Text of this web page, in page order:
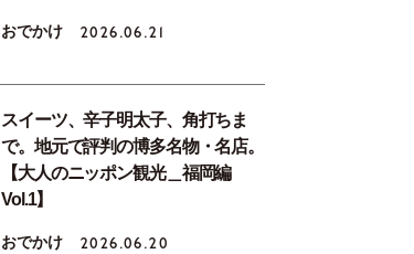
おでかけ 2026.06.21
スイーツ、辛子明太子、角打ちま
で。地元で評判の博多名物・名店。
【大人のニッポン観光＿福岡編
Vol.1】
おでかけ 2026.06.20